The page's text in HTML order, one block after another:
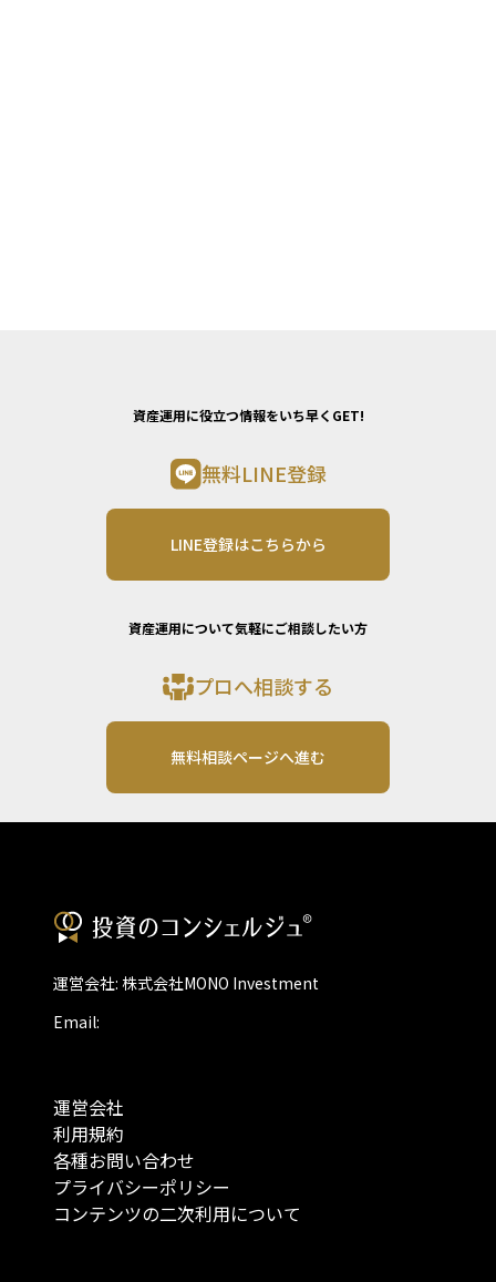
資産運用に役立つ情報をいち早くGET!
無料LINE登録
LINE登録はこちらから
資産運用について気軽にご相談したい方
プロへ相談する
無料相談ページへ進む
運営会社: 株式会社MONO Investment
Email:
運営会社
利用規約
各種お問い合わせ
プライバシーポリシー
コンテンツの二次利用について